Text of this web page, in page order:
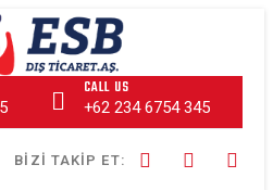
CALL US
+62 234 6754 345
BIZI TAKIP ET: